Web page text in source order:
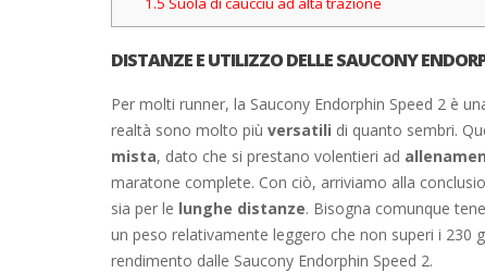
DISTANZE E UTILIZZO DELLE SAUCONY
Per molti runner, la Saucony Endorphin Speed ​​2 è
realtà sono molto più versatili di quanto sembri.
mista, dato che si prestano volentieri ad
maratone complete. Con ciò, arriviamo alla
sia per le lunghe distanze. Bisogna comunque
un peso relativamente leggero che non superi i 230
rendimento dalle Saucony Endorphin Speed ​​2.